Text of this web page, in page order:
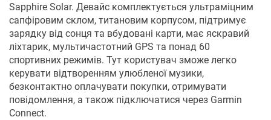
Sapphire Solar. Девайс комплектується ультраміцним
сапфіровим склом, титановим корпусом, підтримує
зарядку від сонця та вбудовані карти, має яскравий
ліхтарик, мультичастотний GPS та понад 60
спортивних режимів. Тут користувач зможе легко
керувати відтворенням улюбленої музики,
безконтактно оплачувати покупки, отримувати
повідомлення, а також підключатися через Garmin
Connect.